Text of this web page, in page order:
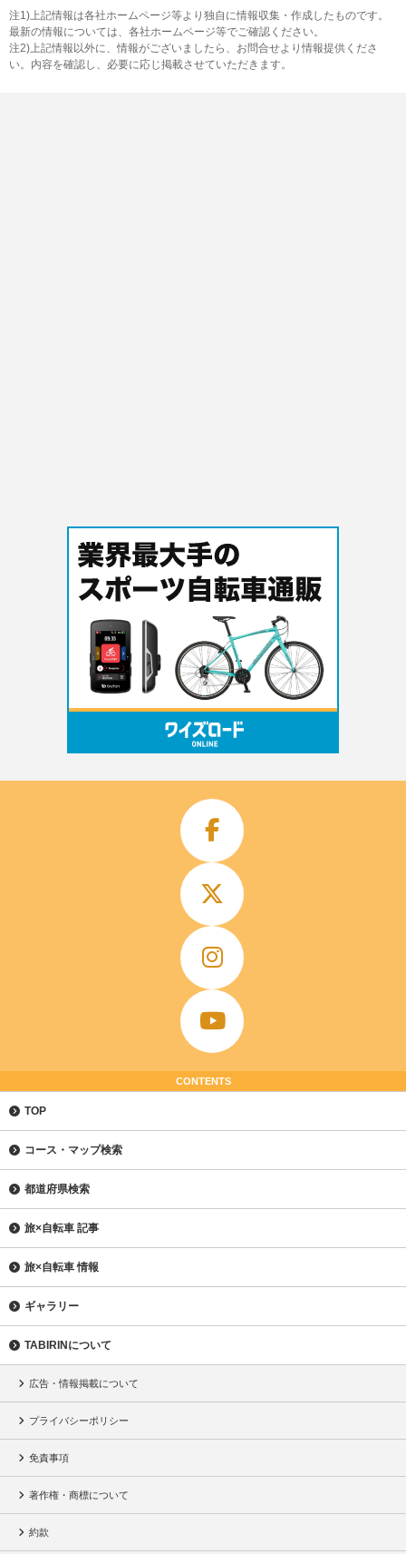
注1)上記情報は各社ホームページ等より独自に情報収集・作成したものです。
最新の情報については、各社ホームページ等でご確認ください。
注2)上記情報以外に、情報がございましたら、お問合せより情報提供くださ
い。内容を確認し、必要に応じ掲載させていただきます。
CONTENTS
TOP
コース・マップ検索
都道府県検索
旅×自転車 記事
旅×自転車 情報
ギャラリー
TABIRINについて
広告・情報掲載について
プライバシーポリシー
免責事項
著作権・商標について
約款